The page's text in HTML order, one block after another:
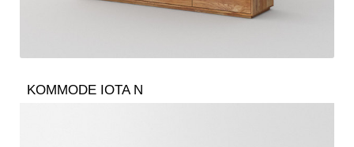
KOMMODE IOTA N